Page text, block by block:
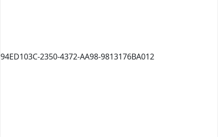
94ED103C-2350-4372-AA98-9813176BA012